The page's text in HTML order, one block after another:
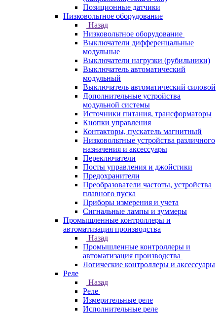
Позиционные датчики
Низковольтное оборудование
Назад
Низковольтное оборудование
Выключатели дифференцальные
модульные
Выключатели нагрузки (рубильники)
Выключатель автоматический
модульный
Выключатель автоматический силовой
Дополнительные устройства
модульной системы
Источники питания, трансформаторы
Кнопки управления
Контакторы, пускатель магнитный
Низковольтные устройства различного
назначения и аксессуары
Переключатели
Посты управления и джойстики
Предохранители
Преобразователи частоты, устройства
плавного пуска
Приборы измерения и учета
Сигнальные лампы и зуммеры
Промышленные контроллеры и
автоматизация производства
Назад
Промышленные контроллеры и
автоматизация производства
Логические контроллеры и аксессуары
Реле
Назад
Реле
Измерительные реле
Исполнительные реле